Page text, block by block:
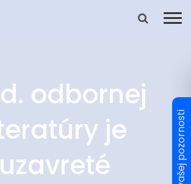
odbornej
je
uzavreté